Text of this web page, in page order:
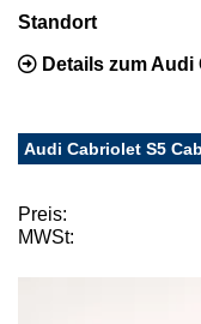
Standort
Details zum
Audi Cabriolet S5
Preis:
MWSt: